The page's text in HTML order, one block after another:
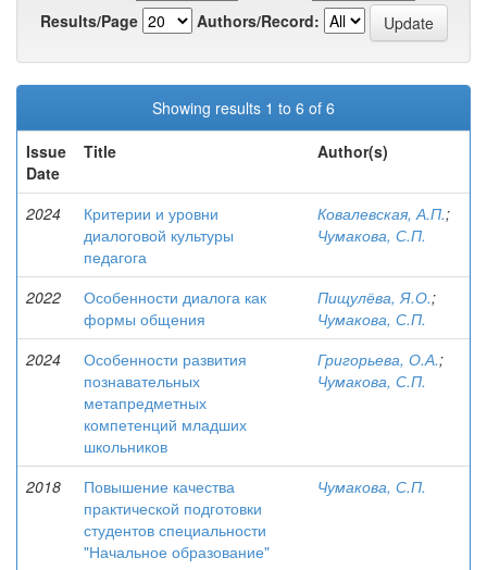
Results/Page
Authors/Record:
Showing results 1 to 6 of 6
Issue
Date
Title Author(s)
2024
Критерии и уровни
диалоговой культуры
педагога
Ковалевская, А.П.;
Чумакова, С.П.
2022
Особенности диалога как
формы общения
Пищулёва, Я.О.;
Чумакова, С.П.
2024
Особенности развития
познавательных
метапредметных
компетенций младших
школьников
Григорьева, О.А.;
Чумакова, С.П.
2018
Повышение качества
практической подготовки
студентов специальности
"Начальное образование"
Чумакова, С.П.